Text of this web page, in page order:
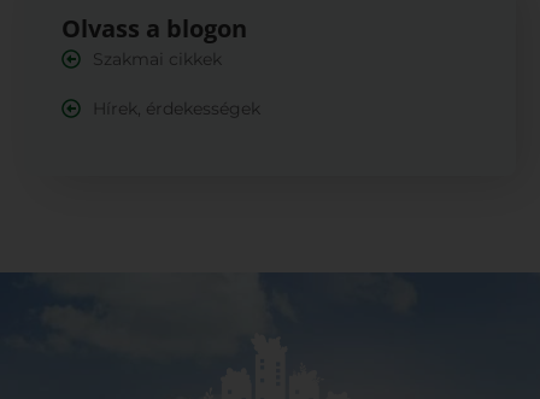
Olvass a blogon
Szakmai cikkek
Hírek, érdekességek